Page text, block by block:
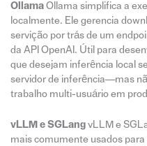
OllamaOllama simplifica a
localmente. Ele gerencia
servição por trás de um
da API OpenAI. Útil para
que desejam inferência local
servidor de inferência—mas
trabalho multi-usuário em
vLLM e SGLangvLLM e
mais comumente usados